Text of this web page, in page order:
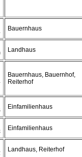
Bauernhaus
Landhaus
Bauernhaus, Bauernhof,
Reiterhof
Einfamilienhaus
Einfamilienhaus
Landhaus, Reiterhof